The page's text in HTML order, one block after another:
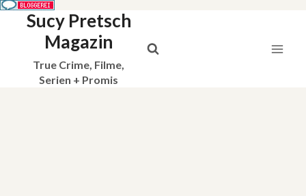
Sucy Pretsch
Magazin
True Crime, Filme,
Serien + Promis